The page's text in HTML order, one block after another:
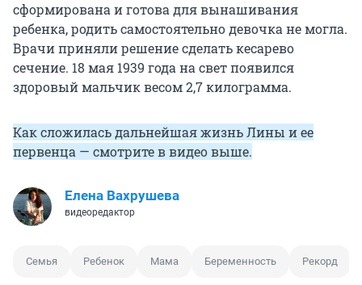
сформирована и готова для вынашивания
ребенка, родить самостоятельно девочка не могла.
Врачи приняли решение сделать кесарево
сечение. 18 мая 1939 года на свет появился
здоровый мальчик весом 2,7 килограмма.
Как сложилась дальнейшая жизнь Лины и ее
первенца — смотрите в видео выше.
Елена Вахрушева
видеоредактор
Семья Ребенок Мама Беременность Рекорд